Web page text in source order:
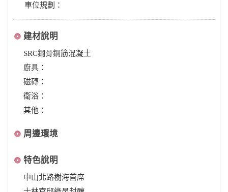
車位規劃：
建材說明
SRC鋼骨鋼筋混凝土
廚具：
磁磚：
衛浴：
其他：
周邊環境
特色說明
中山北路樹海首席